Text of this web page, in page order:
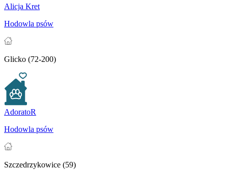
Alicja Kret
Hodowla psów
Glicko (72-200)
AdoratoR
Hodowla psów
Szczedrzykowice (59)